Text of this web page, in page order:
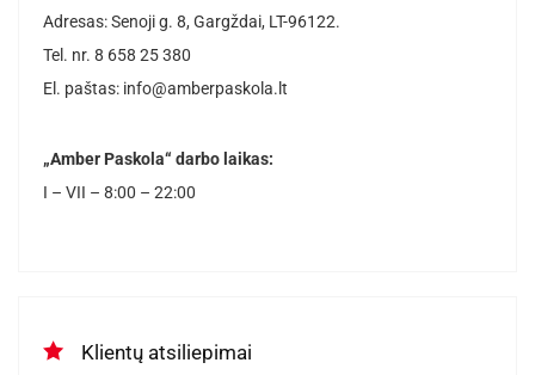
Adresas: Senoji g. 8, Gargždai, LT-96122.
Tel. nr. 8 658 25 380
El. paštas: info@amberpaskola.lt
„Amber Paskola“ darbo laikas:
I – VII – 8:00 – 22:00
Klientų atsiliepimai